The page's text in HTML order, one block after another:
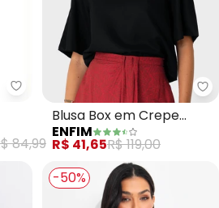
bonprix - Blusa com Tiras nos
84,99
Blusa Box em Crepe
(Preto)
ENFIM
R$ 41,65R$ 119,00
-50%